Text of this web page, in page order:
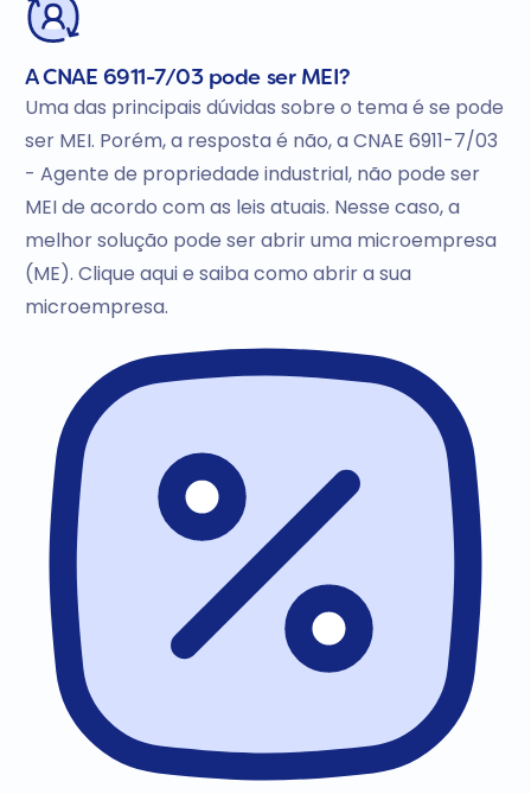
A CNAE 6911-7/03 pode ser MEI?
Uma das principais dúvidas sobre o tema é se pode
ser MEI. Porém, a resposta é não, a CNAE 6911-7/03
- Agente de propriedade industrial, não pode ser
MEI de acordo com as leis atuais. Nesse caso, a
melhor solução pode ser abrir uma microempresa
(ME). Clique aqui e saiba como abrir a sua
microempresa.